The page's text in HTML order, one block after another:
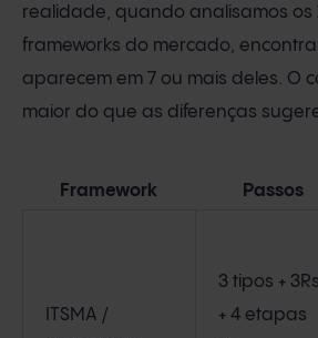
realidade, quando analisamos os
frameworks do mercado,
aparecem em 7 ou mais deles. O
maior do que as diferenças
Framework Passos
ITSMA /
3 tipos + 3Rs
+ 4 etapas